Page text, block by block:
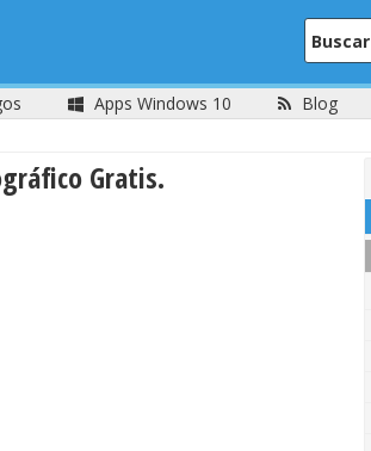
Apps Windows 10 Blog
Gratis.